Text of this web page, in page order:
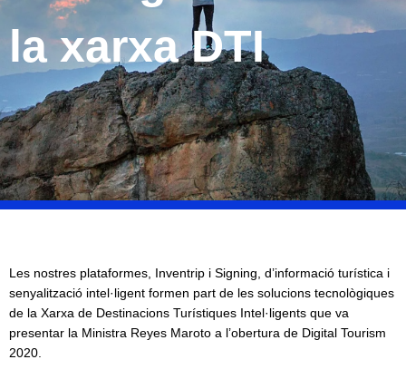
la xarxa DTI
Les nostres plataformes, Inventrip i Signing, d’informació turística i
senyalització intel·ligent formen part de les solucions tecnològiques
de la Xarxa de Destinacions Turístiques Intel·ligents que va
presentar la Ministra Reyes Maroto a l’obertura de Digital Tourism
2020.